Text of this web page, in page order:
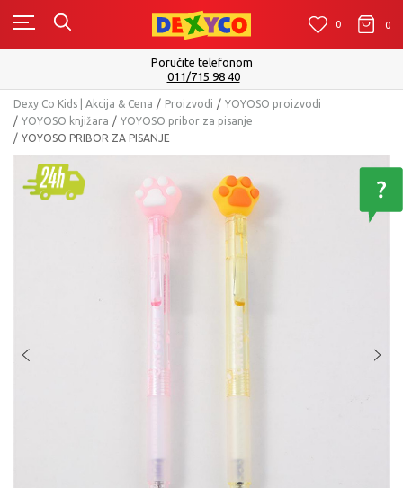
0 0 0
Poručite telefonom
011/715 98 40
Dexy Co Kids | Akcija & Cena Proizvodi
YOYOSO proizvodi
YOYOSO knjižara
YOYOSO pribor za pisanje
YOYOSO PRIBOR ZA PISANJE